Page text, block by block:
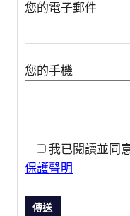
您的電子郵件
您的手機
我已閱讀並同
保護聲明